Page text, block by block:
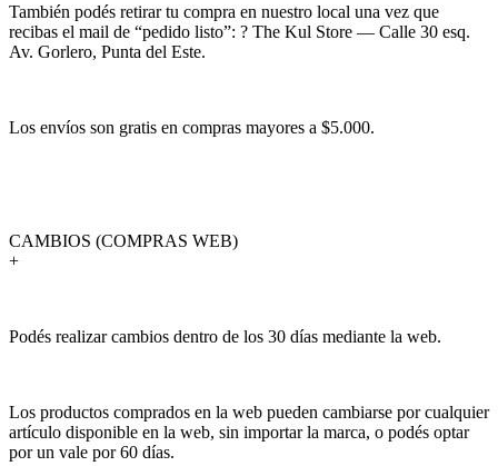
También podés retirar tu compra en nuestro local una vez que
recibas el mail de “pedido listo”: ? The Kul Store — Calle 30 esq.
Av. Gorlero, Punta del Este.
Los envíos son gratis en compras mayores a $5.000.
CAMBIOS (COMPRAS WEB)
+
Podés realizar cambios dentro de los 30 días mediante la web.
Los productos comprados en la web pueden cambiarse por cualquier
artículo disponible en la web, sin importar la marca, o podés optar
por un vale por 60 días.